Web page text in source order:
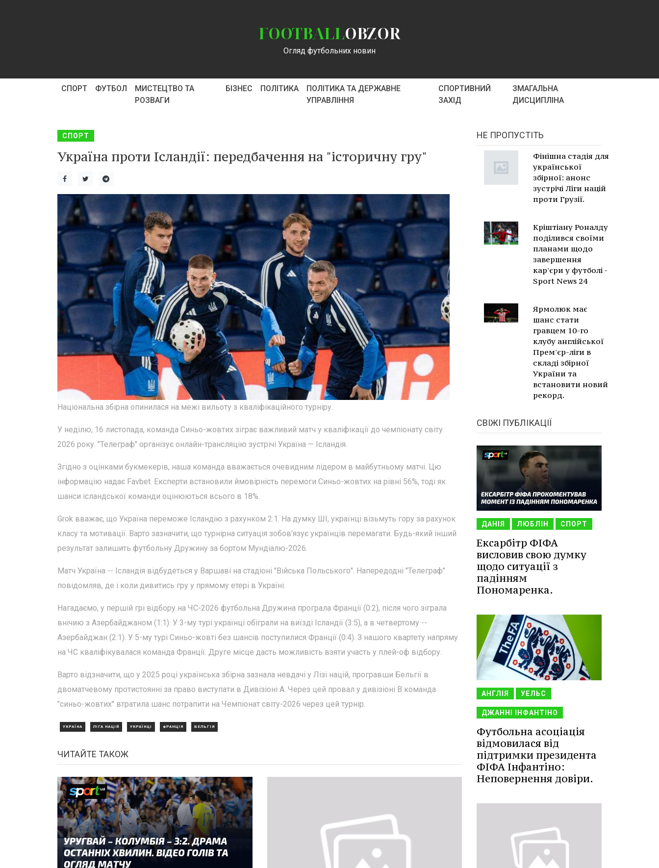
FOOTBALLOBZOR
Огляд футбольних новин
СПОРТ ФУТБОЛ
МИСТЕЦТВО ТА
РОЗВАГИ
БІЗНЕС ПОЛІТИКА
ПОЛІТИКА ТА ДЕРЖАВНЕ
УПРАВЛІННЯ
СПОРТИВНИЙ
ЗАХІД
ЗМАГАЛЬНА
ДИСЦИПЛІНА
СПОРТ
Україна проти Ісландії: передбачення на "історичну гру"
Національна збірна опинилася на межі вильоту з кваліфікаційного турніру.
У неділю, 16 листопада, команда Синьо-жовтих зіграє важливий матч у кваліфікації до чемпіонату світу
2026 року. "Телеграф" організує онлайн-трансляцію зустрічі Україна — Ісландія.
Згідно з оцінками букмекерів, наша команда вважається очевидним лідером в майбутньому матчі. Цю
інформацію надає Favbet. Експерти встановили ймовірність перемоги Синьо-жовтих на рівні 56%, тоді як
шанси ісландської команди оцінюються всього в 18%.
Grok вважає, що Україна переможе Ісландію з рахунком 2:1. На думку ШІ, українці візьмуть гору за рахунок
класу та мотивації. Варто зазначити, що турнірна ситуація зобов'язує українців перемагати. Будь-який інший
результат залишить футбольну Дружину за бортом Мундіалю-2026.
Матч Україна -- Ісландія відбудеться у Варшаві на стадіоні "Війська Польського". Напередодні "Телеграф"
повідомляв, де і коли дивитись гру у прямому етері в Україні.
Нагадаємо, у першій грі відбору на ЧС-2026 футбольна Дружина програла Франції (0:2), після чого зіграла
внічию з Азербайджаном (1:1). У 3-му турі українці обіграли на виїзді Ісландії (3:5), а в четвертому --
Азербайджан (2:1). У 5-му турі Синьо-жовті без шансів поступилися Франції (0:4). З нашого квартету напряму
на ЧС кваліфікувалася команда Франції. Друге місце дасть можливість взяти участь у плей-оф відбору.
Варто відзначити, що у 2025 році українська збірна зазнала невдачі у Лізі націй, програвши Бельгії в
двоматчевому протистоянні за право виступати в Дивізіоні А. Через цей провал у дивізіоні B команда
"синьо-жовтих" втратила шанс потрапити на Чемпіонат світу-2026 через цей турнір.
УКРАЇНА ЛІГА НАЦІЙ УКРАЇНЦІ ФРАНЦІЯ БЕЛЬГІЯ
ЧИТАЙТЕ ТАКОЖ
НЕ ПРОПУСТІТЬ
Фінішна стадія для
української
збірної: анонс
зустрічі Ліги націй
проти Грузії.
Кріштіану Роналду
поділився своїми
планами щодо
завершення
кар'єри у футболі -
Sport News 24
Ярмолюк має
шанс стати
гравцем 10-го
клубу англійської
Прем'єр-ліги в
складі збірної
України та
встановити новий
рекорд.
СВІЖІ ПУБЛІКАЦІЇ
ДАНІЯ ЛЮБЛІН СПОРТ
Ексарбітр ФІФА
висловив свою думку
щодо ситуації з
падінням
Пономаренка.
АНГЛІЯ УЕЛЬС
ДЖАННІ ІНФАНТІНО
Футбольна асоціація
відмовилася від
підтримки президента
ФІФА Інфантіно:
Неповернення довіри.